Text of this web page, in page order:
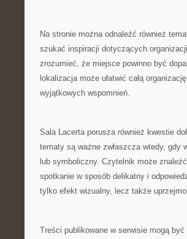
Na stronie można odnaleźć również
szukać inspiracji dotyczących
zrozumieć, że miejsce powinno być
lokalizacja może ułatwić całą
wyjątkowych wspomnień.
Sala Lacerta porusza również kwestie
tematy są ważne zwłaszcza wtedy, gdy
lub symboliczny. Czytelnik może
spotkanie w sposób delikatny i
tylko efekt wizualny, lecz także
Treści publikowane w serwisie mogą